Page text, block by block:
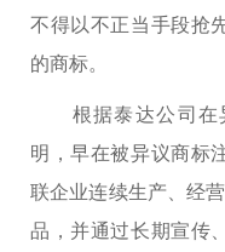
不得以不正当手段抢
的商标。
根据泰达公司在
明，早在被异议商标
联企业连续生产、经
品，并通过长期宣传